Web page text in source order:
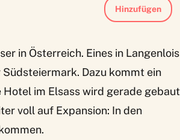
Hinzufügen
in Österreich. Eines in Langenlois
Dazu kommt ein
im Elsass wird gerade gebaut
voll auf Expansion: In den